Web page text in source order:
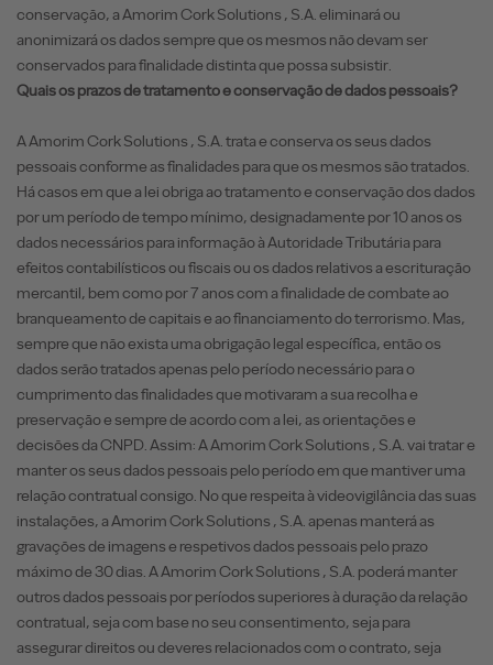
conservação, a Amorim Cork Solutions , S.A. eliminará ou
anonimizará os dados sempre que os mesmos não devam ser
conservados para finalidade distinta que possa subsistir.
Quais os prazos de tratamento e conservação de dados pessoais?
A Amorim Cork Solutions , S.A. trata e conserva os seus dados
pessoais conforme as finalidades para que os mesmos são tratados.
Há casos em que a lei obriga ao tratamento e conservação dos dados
por um período de tempo mínimo, designadamente por 10 anos os
dados necessários para informação à Autoridade Tributária para
efeitos contabilísticos ou fiscais ou os dados relativos a escrituração
mercantil, bem como por 7 anos com a finalidade de combate ao
branqueamento de capitais e ao financiamento do terrorismo. Mas,
sempre que não exista uma obrigação legal específica, então os
dados serão tratados apenas pelo período necessário para o
cumprimento das finalidades que motivaram a sua recolha e
preservação e sempre de acordo com a lei, as orientações e
decisões da CNPD. Assim: A Amorim Cork Solutions , S.A. vai tratar e
manter os seus dados pessoais pelo período em que mantiver uma
relação contratual consigo. No que respeita à videovigilância das suas
instalações, a Amorim Cork Solutions , S.A. apenas manterá as
gravações de imagens e respetivos dados pessoais pelo prazo
máximo de 30 dias. A Amorim Cork Solutions , S.A. poderá manter
outros dados pessoais por períodos superiores à duração da relação
contratual, seja com base no seu consentimento, seja para
assegurar direitos ou deveres relacionados com o contrato, seja